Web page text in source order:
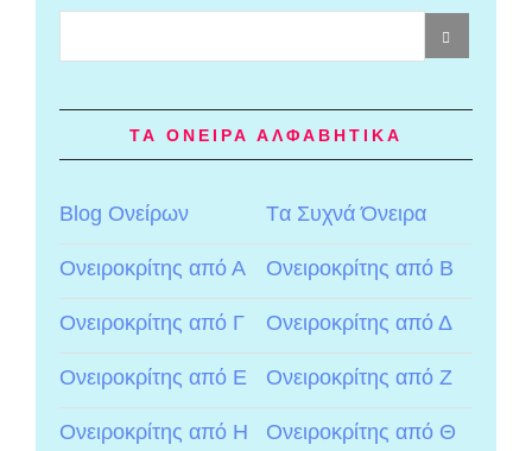
ΤΑ ΟΝΕΙΡΑ ΑΛΦΑΒΗΤΙΚΑ
Blog Ονείρων Tα Συχνά Όνειρα
Ονειροκρίτης από Α Ονειροκρίτης από Β
Ονειροκρίτης από Γ Ονειροκρίτης από Δ
Ονειροκρίτης από Ε Ονειροκρίτης από Ζ
Ονειροκρίτης από Η Ονειροκρίτης από Θ